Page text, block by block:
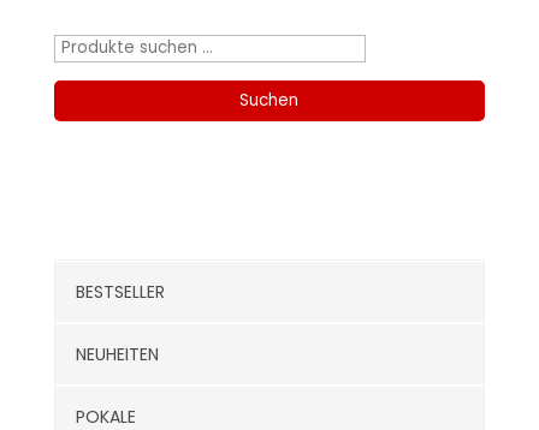
Suchen
Suchen
BESTSELLER
NEUHEITEN
POKALE